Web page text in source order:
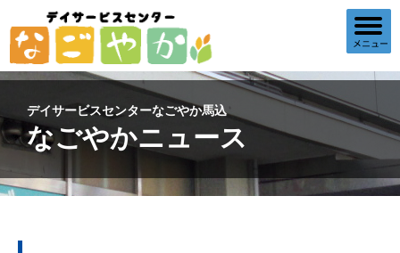
デイサービスセンターなごやか馬込
なごやかニュース